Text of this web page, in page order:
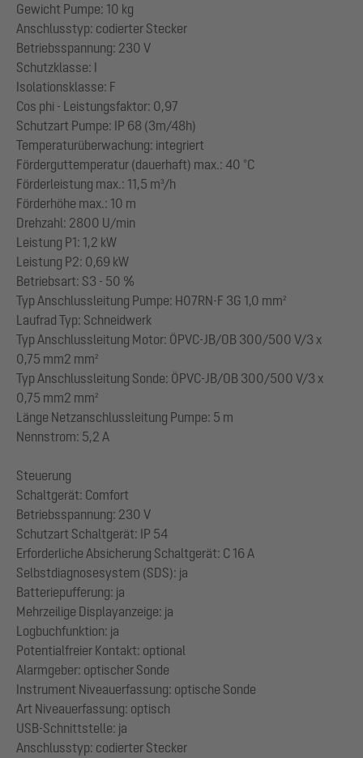
Gewicht Pumpe: 10 kg
Anschlusstyp: codierter Stecker
Betriebsspannung: 230 V
Schutzklasse: I
Isolationsklasse: F
Cos phi - Leistungsfaktor: 0,97
Schutzart Pumpe: IP 68 (3m/48h)
Temperaturüberwachung: integriert
Förderguttemperatur (dauerhaft) max.: 40 °C
Förderleistung max.: 11,5 m³/h
Förderhöhe max.: 10 m
Drehzahl: 2800 U/min
Leistung P1: 1,2 kW
Leistung P2: 0,69 kW
Betriebsart: S3 - 50 %
Typ Anschlussleitung Pumpe: H07RN-F 3G 1,0 mm²
Laufrad Typ: Schneidwerk
Typ Anschlussleitung Motor: ÖPVC-JB/OB 300/500 V/3 x
0,75 mm2 mm²
Typ Anschlussleitung Sonde: ÖPVC-JB/OB 300/500 V/3 x
0,75 mm2 mm²
Länge Netzanschlussleitung Pumpe: 5 m
Nennstrom: 5,2 A
Steuerung
Schaltgerät: Comfort
Betriebsspannung: 230 V
Schutzart Schaltgerät: IP 54
Erforderliche Absicherung Schaltgerät: C 16 A
Selbstdiagnosesystem (SDS): ja
Batteriepufferung: ja
Mehrzeilige Displayanzeige: ja
Logbuchfunktion: ja
Potentialfreier Kontakt: optional
Alarmgeber: optischer Sonde
Instrument Niveauerfassung: optische Sonde
Art Niveauerfassung: optisch
USB-Schnittstelle: ja
Anschlusstyp: codierter Stecker